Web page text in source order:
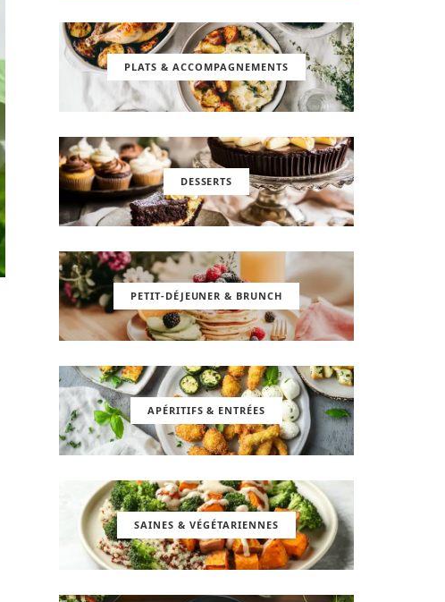
PLATS & ACCOMPAGNEMENTS
DESSERTS
PETIT-DÉJEUNER & BRUNCH
APÉRITIFS & ENTRÉES
SAINES & VÉGÉTARIENNES